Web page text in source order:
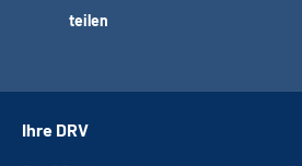
teilen
Ihre DRV